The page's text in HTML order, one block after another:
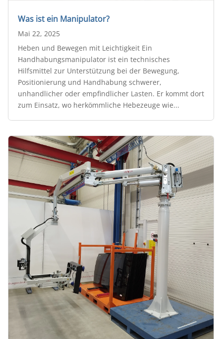
Was ist ein Manipulator?
Mai 22, 2025
Heben und Bewegen mit Leichtigkeit Ein
Handhabungsmanipulator ist ein technisches
Hilfsmittel zur Unterstützung bei der Bewegung,
Positionierung und Handhabung schwerer,
unhandlicher oder empfindlicher Lasten. Er kommt dort
zum Einsatz, wo herkömmliche Hebezeuge wie...